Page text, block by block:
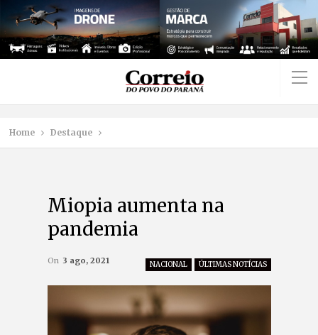
Home Destaque
Miopia aumenta na
pandemia
NACIONAL ÚLTIMAS NOTÍCIAS
On 3 ago, 2021